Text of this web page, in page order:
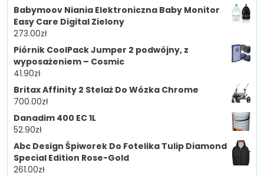
Babymoov Niania Elektroniczna Baby Monitor
Easy Care Digital Zielony
273.00zł
Piórnik CoolPack Jumper 2 podwójny, z
wyposażeniem – Cosmic
41.90zł
Britax Affinity 2 Stelaż Do Wózka Chrome
700.00zł
Danadim 400 EC 1L
52.90zł
Abc Design Śpiworek Do Fotelika Tulip Diamond
Special Edition Rose-Gold
261.00zł